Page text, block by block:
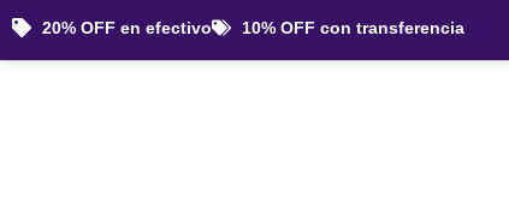
20% OFF en efectivo 10% OFF con transferencia